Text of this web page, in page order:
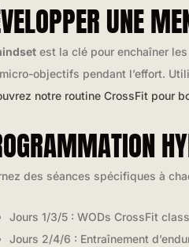
UNE
est la clé pour enchaîner
objectifs pendant l’effort.
notre routine CrossFit pour
des séances spécifiques à
Jours 1/3/5 : WODs CrossFit
Jours 2/4/6 : Entraînement